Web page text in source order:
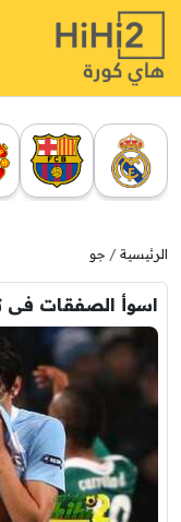
الرئيسية جو
اسوأ الصفقات فى